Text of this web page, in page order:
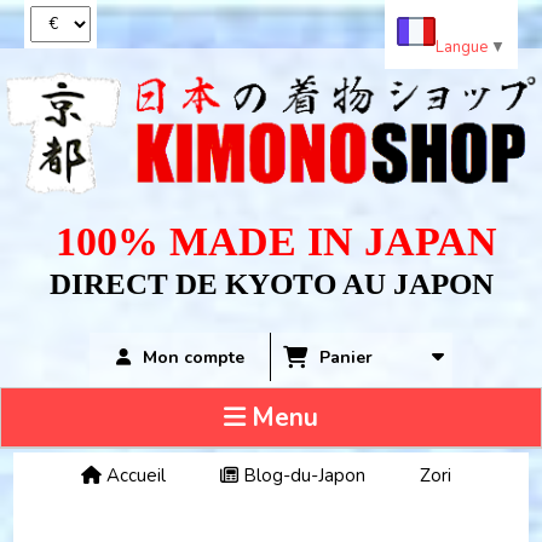
100% MADE IN JAPAN
DIRECT DE KYOTO AU JAPON
Mon compte Panier
Menu
Accueil Blog-du-Japon Zori
Langue ▼
Panneau de gestion des cookies